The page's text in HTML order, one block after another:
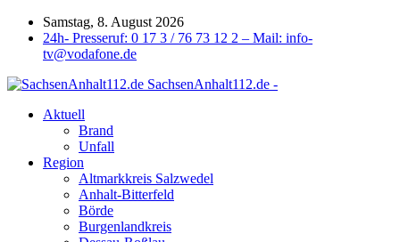
Samstag, 8. August 2026
24h- Presseruf: 0 17 3 / 76 73 12 2 – Mail: info-
tv@vodafone.de
SachsenAnhalt112.de -
Aktuell
Brand
Unfall
Region
Altmarkkreis Salzwedel
Anhalt-Bitterfeld
Börde
Burgenlandkreis